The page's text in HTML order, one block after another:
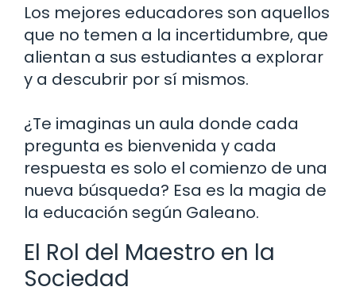
Los mejores educadores son aquellos
que no temen a la incertidumbre, que
alientan a sus estudiantes a explorar
y a descubrir por sí mismos.
¿Te imaginas un aula donde cada
pregunta es bienvenida y cada
respuesta es solo el comienzo de una
nueva búsqueda? Esa es la magia de
la educación según Galeano.
El Rol del Maestro en la
Sociedad